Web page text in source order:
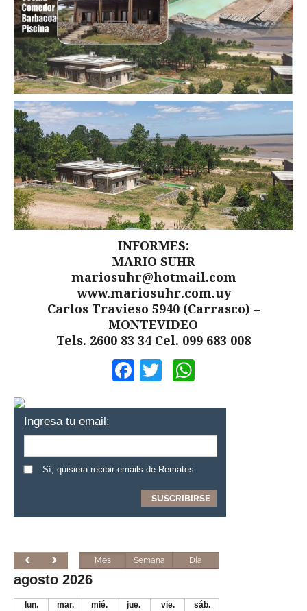
INFORMES:
MARIO SUHR
mariosuhr@hotmail.com
www.mariosuhr.com.uy
Carlos Travieso 5940 (Carrasco) –
MONTEVIDEO
Tels. 2600 83 34 Cel. 099 683 008
Facebook
Twitter
Ingresa tu email:
Sí, quisiera recibir emails de Remates.
Mes Semana Día
agosto 2026
lun. mar. mié. jue. vie. sáb.